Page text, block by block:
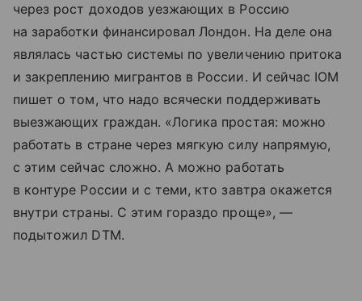
через рост доходов уезжающих в Россию
на заработки финансировал Лондон. На деле она
являлась частью системы по увеличению притока
и закреплению мигрантов в России. И сейчас IOM
пишет о том, что надо всячески поддерживать
выезжающих граждан. «Логика простая: можно
работать в стране через мягкую силу напрямую,
с этим сейчас сложно. А можно работать
в контуре России и с теми, кто завтра окажется
внутри страны. С этим гораздо проще», —
подытожил DTM.